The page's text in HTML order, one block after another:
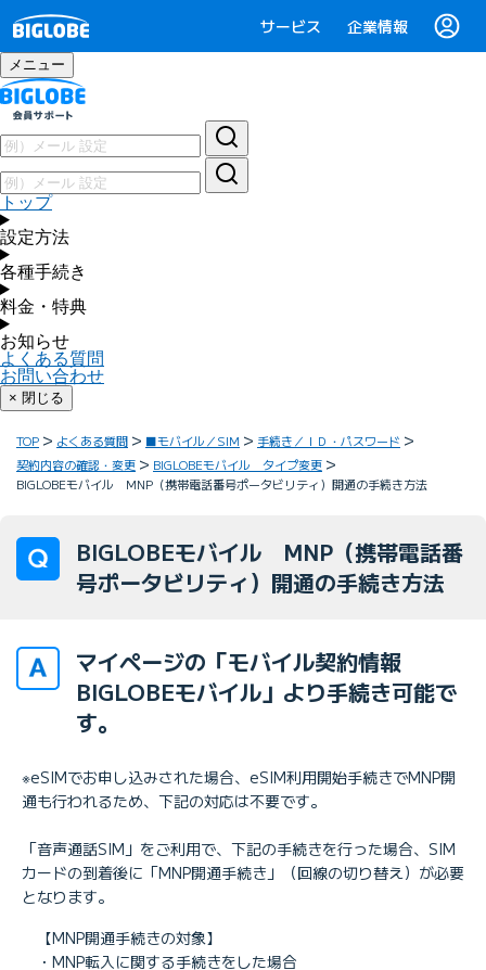
サービス 企業情報
メニュー
トップ
設定方法
各種手続き
料金・特典
お知らせ
よくある質問
お問い合わせ
× 閉じる
TOP よくある質問 ■モバイル／SIM
手続き／ＩＤ・パスワード
契約内容の確認・変更
BIGLOBEモバイル タイプ変更
BIGLOBEモバイル MNP（携帯電話番号ポータビリティ）開通の手続き方法
BIGLOBEモバイル MNP（携帯電話番
号ポータビリティ）開通の手続き方法
マイページの「モバイル契約情報
BIGLOBEモバイル」より手続き可能で
す。
※eSIMでお申し込みされた場合、eSIM利用開始手続きでMNP開
通も行われるため、下記の対応は不要です。
「音声通話SIM」をご利用で、下記の手続きを行った場合、SIM
カードの到着後に「MNP開通手続き」（回線の切り替え）が必要
となります。
【MNP開通手続きの対象】
・MNP転入に関する手続きをした場合